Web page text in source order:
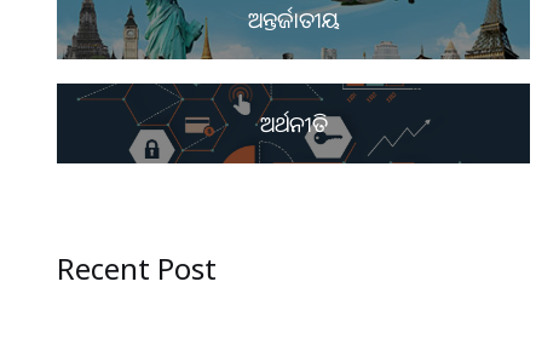
ଅନ୍ତର୍ଜାତୀୟ
ଅର୍ଥନୀତି
Recent Post